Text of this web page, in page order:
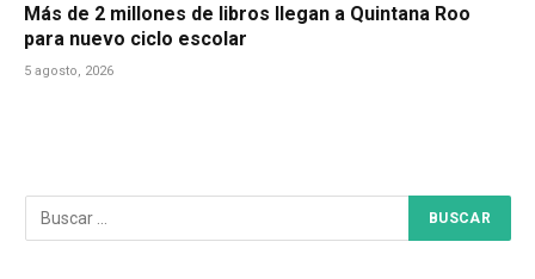
Más de 2 millones de libros llegan a Quintana Roo
para nuevo ciclo escolar
5 agosto, 2026